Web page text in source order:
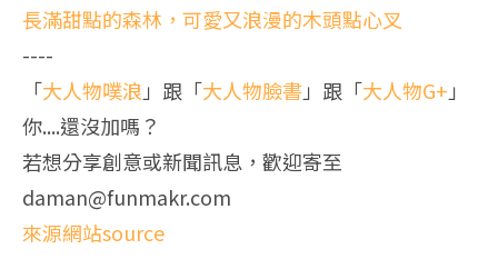
長滿甜點的森林，可愛又浪漫的木頭點心叉
----
「大人物噗浪」跟「大人物臉書」跟「大人物G+」
你....還沒加嗎？
若想分享創意或新聞訊息，歡迎寄至
daman@funmakr.com
來源網站source